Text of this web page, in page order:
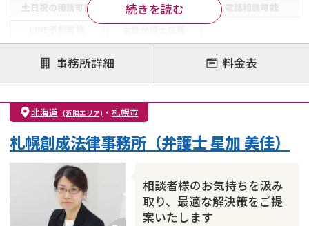
土日祝の相談可能
19時以降電話可能
電話相談可能
注力案件
離婚前相談
離婚調停
離婚裁判
親権・面会交流権
DV
モラハラ
不貞・不倫慰謝料請求
国際離婚
財産分与
内縁の夫婦 熟年離婚
続きを読む
事務所詳細 料金表
北海道 (近隣エリア) ・ 札幌市
相談者様のお気持ちを汲み
取り、最適な解決策をご提
案いたします
札幌創成法律事務所（弁護士 星加 美佳）